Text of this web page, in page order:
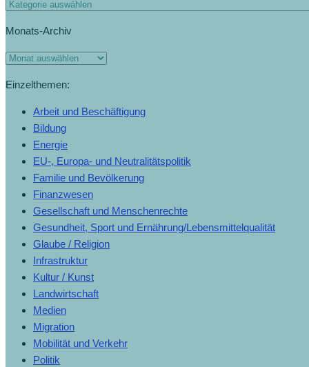
Monats-Archiv
Einzelthemen:
Arbeit und Beschäftigung
Bildung
Energie
EU-, Europa- und Neutralitätspolitik
Familie und Bevölkerung
Finanzwesen
Gesellschaft und Menschenrechte
Gesundheit, Sport und Ernährung/Lebensmittelqualität
Glaube / Religion
Infrastruktur
Kultur / Kunst
Landwirtschaft
Medien
Migration
Mobilität und Verkehr
Politik